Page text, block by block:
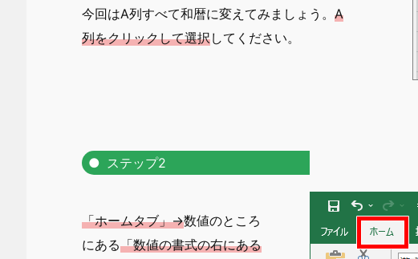
今回はA列すべて和暦に変えてみましょう。 A
列をクリックして選択してください。
ステップ2
「ホームタブ」→数値のところ
にある「数値の書式の右にある